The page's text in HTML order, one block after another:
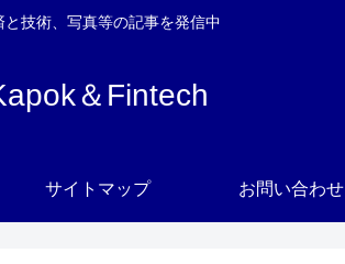
と技術、写真等の記事を発信中
＆Fintech
サイトマップ お問い合わせ